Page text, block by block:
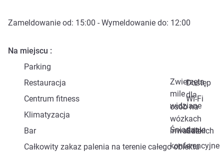
Zameldowanie od: 15:00 - Wymeldowanie do: 12:00
Na miejscu
Parking
Zwierzęta
mile
widziane
Restauracja
Dostęp
dla
osób na
wózkach
inwalidzkich
Centrum fitness
Wi-Fi
Klimatyzacja
Śniadanie
Bar
Sale
konferencyjne
Całkowity zakaz palenia na terenie całego obiektu